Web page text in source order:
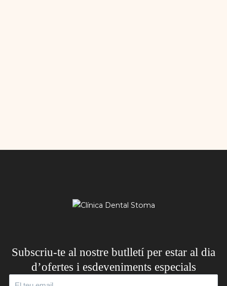
Subscriu-te al nostre butlletí per estar al dia
d’ofertes i esdeveniments especials